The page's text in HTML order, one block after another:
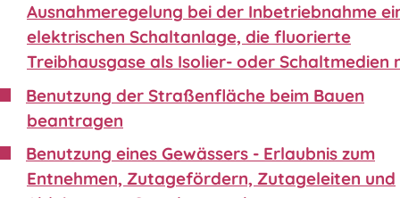
Ausnahmeregelung bei der Inbetriebnahme
elektrischen Schaltanlage, die fluorierte
Treibhausgase als Isolier- oder Schaltmedien
Benutzung der Straßenfläche beim Bauen
beantragen
Benutzung eines Gewässers - Erlaubnis zum
Entnehmen, Zutagefördern, Zutageleiten und